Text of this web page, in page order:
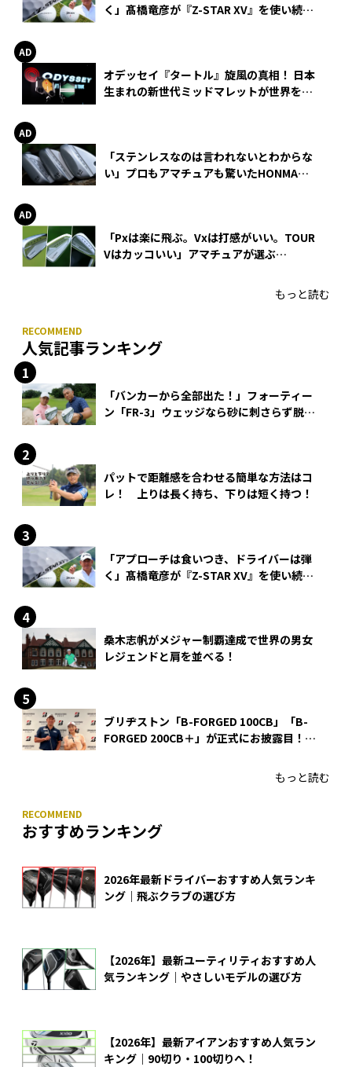
く」髙橋竜彦が『Z-STAR XV』を使い続け
オデッセイ『タートル』旋風の真相！ 日本
生まれの新世代ミッドマレットが世界を席
「ステンレスなのは言われないとわからな
い」プロもアマチュアも驚いたHONMA
「Pxは楽に飛ぶ。Vxは打感がいい。TOUR
Vはカッコいい」アマチュアが選ぶ
もっと読む
人気記事ランキング
「バンカーから全部出た！」フォーティー
ン「FR-3」ウェッジなら砂に刺さらず脱出
パットで距離感を合わせる簡単な方法はコ
レ！ 上りは長く持ち、下りは短く持つ！
「アプローチは食いつき、ドライバーは弾
く」髙橋竜彦が『Z-STAR XV』を使い続け
桑木志帆がメジャー制覇達成で世界の男女
レジェンドと肩を並べる！
ブリヂストン「B-FORGED 100CB」「B-
FORGED 200CB＋」が正式にお披露目！
もっと読む
おすすめランキング
2026年最新ドライバーおすすめ人気ランキ
ング｜飛ぶクラブの選び方
【2026年】最新ユーティリティおすすめ人
気ランキング｜やさしいモデルの選び方
【2026年】最新アイアンおすすめ人気ラン
キング｜90切り・100切りへ！